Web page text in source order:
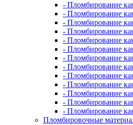
- Пломбирование
- Пломбирование
- Пломбирование
- Пломбирование
- Пломбирование
- Пломбирование
- Пломбирование
- Пломбирование
- Пломбирование
- Пломбирование
- Пломбирование
- Пломбирование
- Пломбирование
Пломбировочные